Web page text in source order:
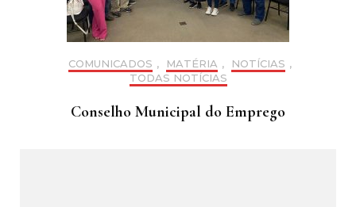
COMUNICADOS , MATÉRIA , NOTÍCIAS ,
TODAS NOTÍCIAS
Conselho Municipal do Emprego